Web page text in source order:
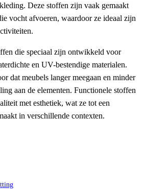
Deze stoffen zijn vaak gemaakt
vocht afvoeren, waardoor ze ideaal zijn
die speciaal zijn ontwikkeld voor
en UV-bestendige materialen.
dat meubels langer meegaan en minder
aan de elementen. Functionele stoffen
met esthetiek, wat ze tot een
in verschillende contexten.